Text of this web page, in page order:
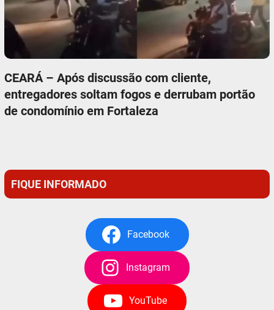
CEARÁ – Após discussão com cliente,
entregadores soltam fogos e derrubam portão
de condomínio em Fortaleza
FIQUE INFORMADO
Facebook
Instagram
YouTube